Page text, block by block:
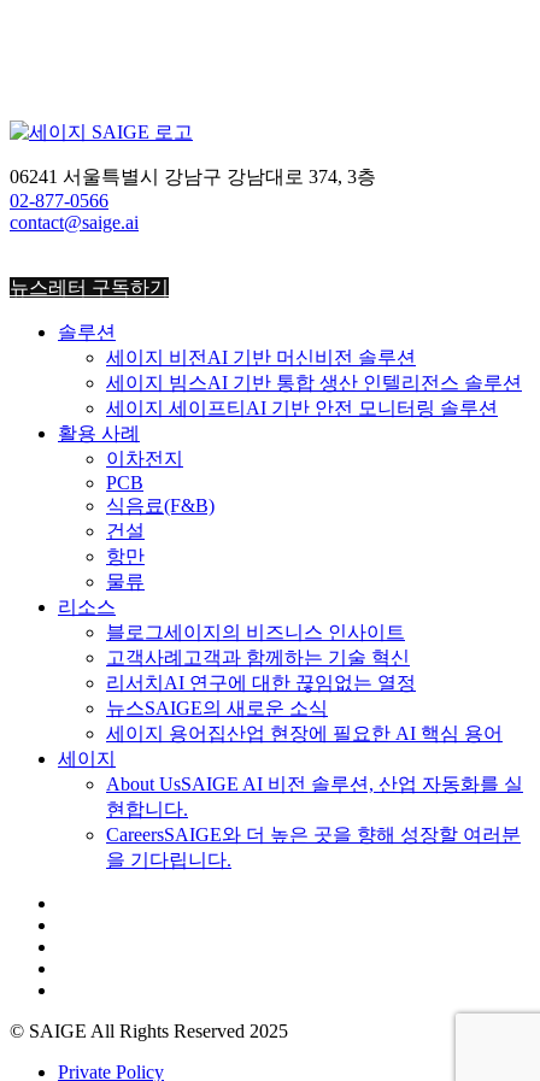
생각해요. 이 여정에서 각자의 […]
팀스토리
2024-11-22
06241 서울특별시 강남구 강남대로 374, 3층
02-877-0566
contact@saige.ai
뉴스레터 구독하기
솔루션
세이지 비전 AI 기반 머신비전 솔루션
세이지 빔스AI 기반 통합 생산 인텔리전스 솔루션
세이지 세이프티 AI 기반 안전 모니터링 솔루션
활용 사례
이차전지
PCB
식음료(F&B)
건설
항만
물류
리소스
블로그세이지의 비즈니스 인사이트
고객사례 고객과 함께하는 기술 혁신
리서치 AI 연구에 대한 끊임없는 열정
뉴스SAIGE의 새로운 소식
세이지 용어집산업 현장에 필요한 AI 핵심 용어
세이지
About UsSAIGE AI 비전 솔루션, 산업 자동화를 실
현합니다.
CareersSAIGE와 더 높은 곳을 향해 성장할 여러분
을 기다립니다.
© SAIGE All Rights Reserved 2025
Private Policy